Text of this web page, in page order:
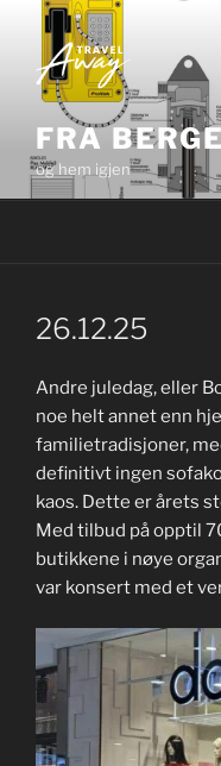
innhold
FRA
og hem igjen
26.12.25
Andre juledag, eller
noe helt annet enn
familietradisjoner,
definitivt ingen
kaos. Dette er årets
Med tilbud på opptil
butikkene i nøye
var konsert med et